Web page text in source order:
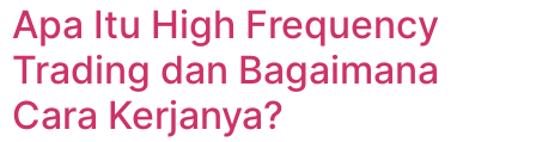
Apa Itu High Frequency
Trading dan Bagaimana
Cara Kerjanya?